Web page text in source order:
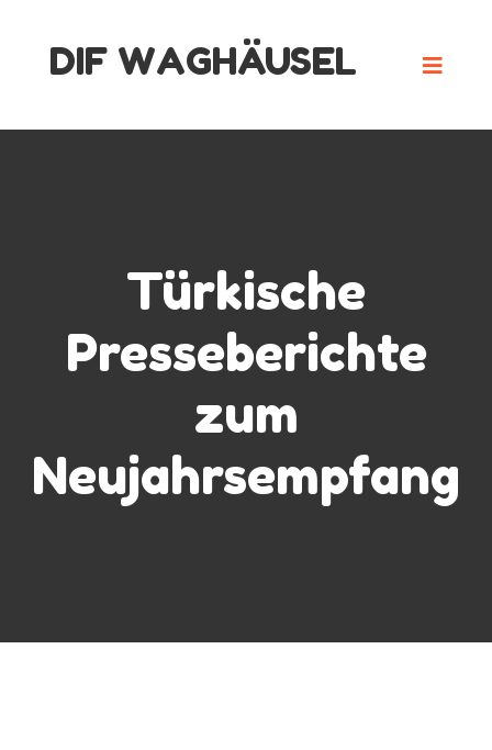
DIF WAGHÄUSEL
Türkische
Presseberichte
zum
Neujahrsempfang